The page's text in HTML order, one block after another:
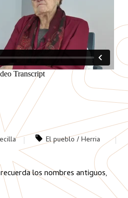
El pueblo / Herria
los nombres antiguos,